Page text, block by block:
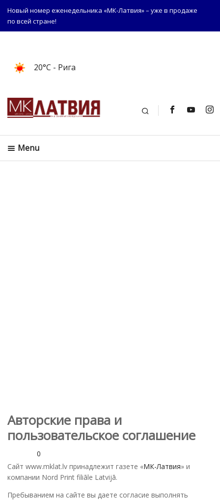
Новый номер еженедельника «МК-Латвия» – уже в продаже
по всей стране!
20°C - Рига
Поиск
Menu
Авторские права и
пользовательское соглашение
0
Сайт www.mklat.lv принадлежит газете «МК-Латвия» и
компании Nord Print filiāle Latvijā.
Пребыванием на сайте вы даете согласие выполнять